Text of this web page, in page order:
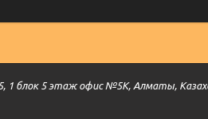
1 блок 5 этаж офис №5К, Алматы,